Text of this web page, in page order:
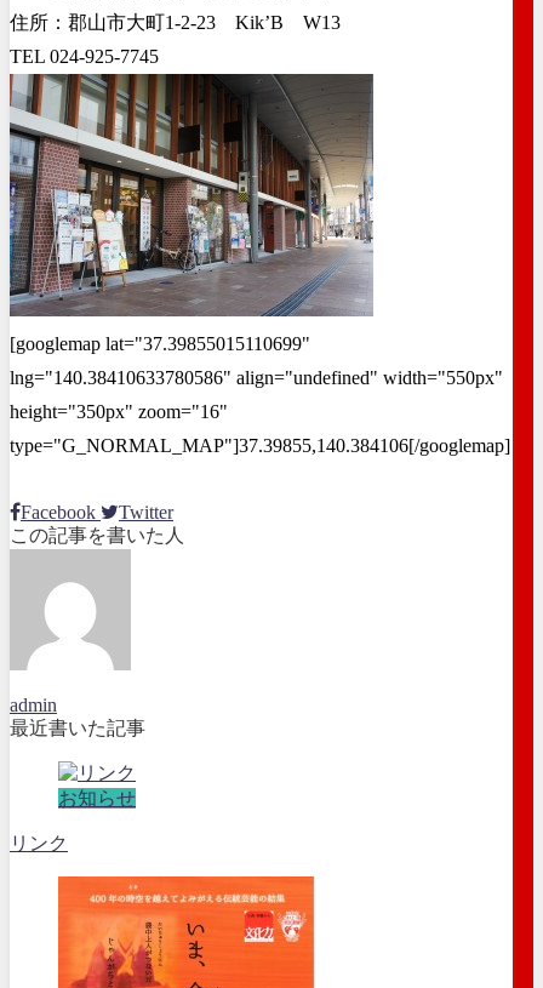
住所：郡山市大町1-2-23 Kik’B W13
TEL 024-925-7745
[googlemap lat="37.39855015110699"
lng="140.38410633780586" align="undefined" width="550px"
height="350px" zoom="16"
type="G_NORMAL_MAP"]37.39855,140.384106[/googlemap]
Facebook
Twitter
この記事を書いた人
admin
最近書いた記事
お知らせ
リンク